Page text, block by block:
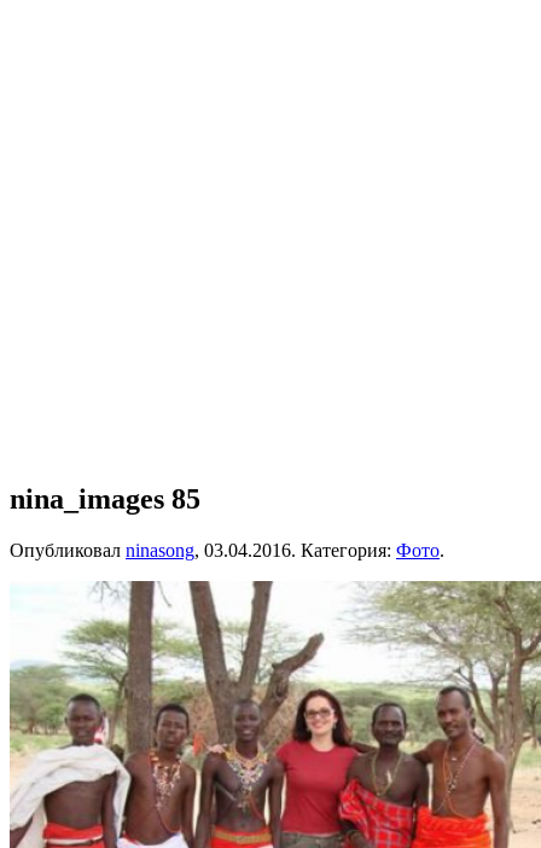
nina_images 85
Опубликовал ninasong, 03.04.2016. Категория: Фото.